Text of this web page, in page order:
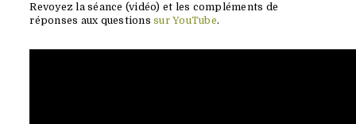
Revoyez la séance (vidéo) et les compléments de
réponses aux questionssur YouTube.